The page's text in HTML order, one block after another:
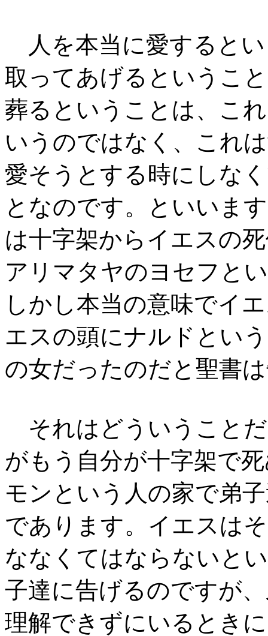
人を本当に愛すると
取ってあげるというこ
葬るということは、こ
いうのではなく、これ
愛そうとする時にしな
となのです。といいま
は十字架からイエスの
アリマタヤのヨセフと
しかし本当の意味でイ
エスの頭にナルドとい
の女だったのだと聖書
それはどういうこと
がもう自分が十字架で
モンという人の家で弟
であります。イエスは
ななくてはならないと
子達に告げるのですが
理解できずにいるとき